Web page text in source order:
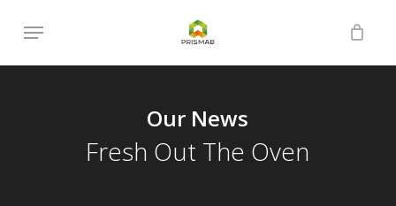
Menu
Close
Our News
Fresh Out The Oven